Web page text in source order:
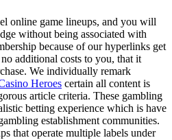
online game lineups, and you will
without being associated with
because of our hyperlinks get
additional costs to you, that it
We individually remark
Heroes certain all content is
article criteria. These gambling
betting experience which is have
establishment communities.
that operate multiple labels under